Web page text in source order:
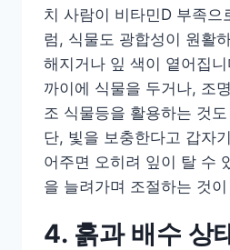
치 사람이 비타민D 부족으
럼, 식물도 광합성이 원활
해지거나 잎 색이 옅어집
까이에 식물을 두거나, 조
조 식물등을 활용하는 것
단, 빛을 보충한다고 갑자
어주면 오히려 잎이 탈 수
을 늘려가며 조절하는 것
4. 흙과 배수 상